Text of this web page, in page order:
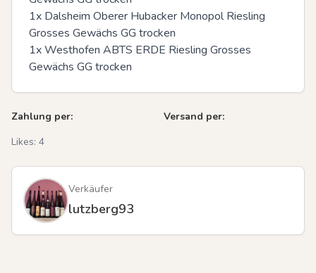
1x Dalsheim Oberer Hubacker Monopol Riesling
Grosses Gewächs GG trocken
1x Westhofen ABTS ERDE Riesling Grosses
Gewächs GG trocken
Zahlung per:
Versand per:
Likes: 4
Verkäufer
lutzberg93